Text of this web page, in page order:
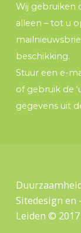
Wij gebruiken
alleen – tot u
beschikking.
Stuur een e-
of gebruik de
gegevens uit
Sitedesign en
Leiden © 2017